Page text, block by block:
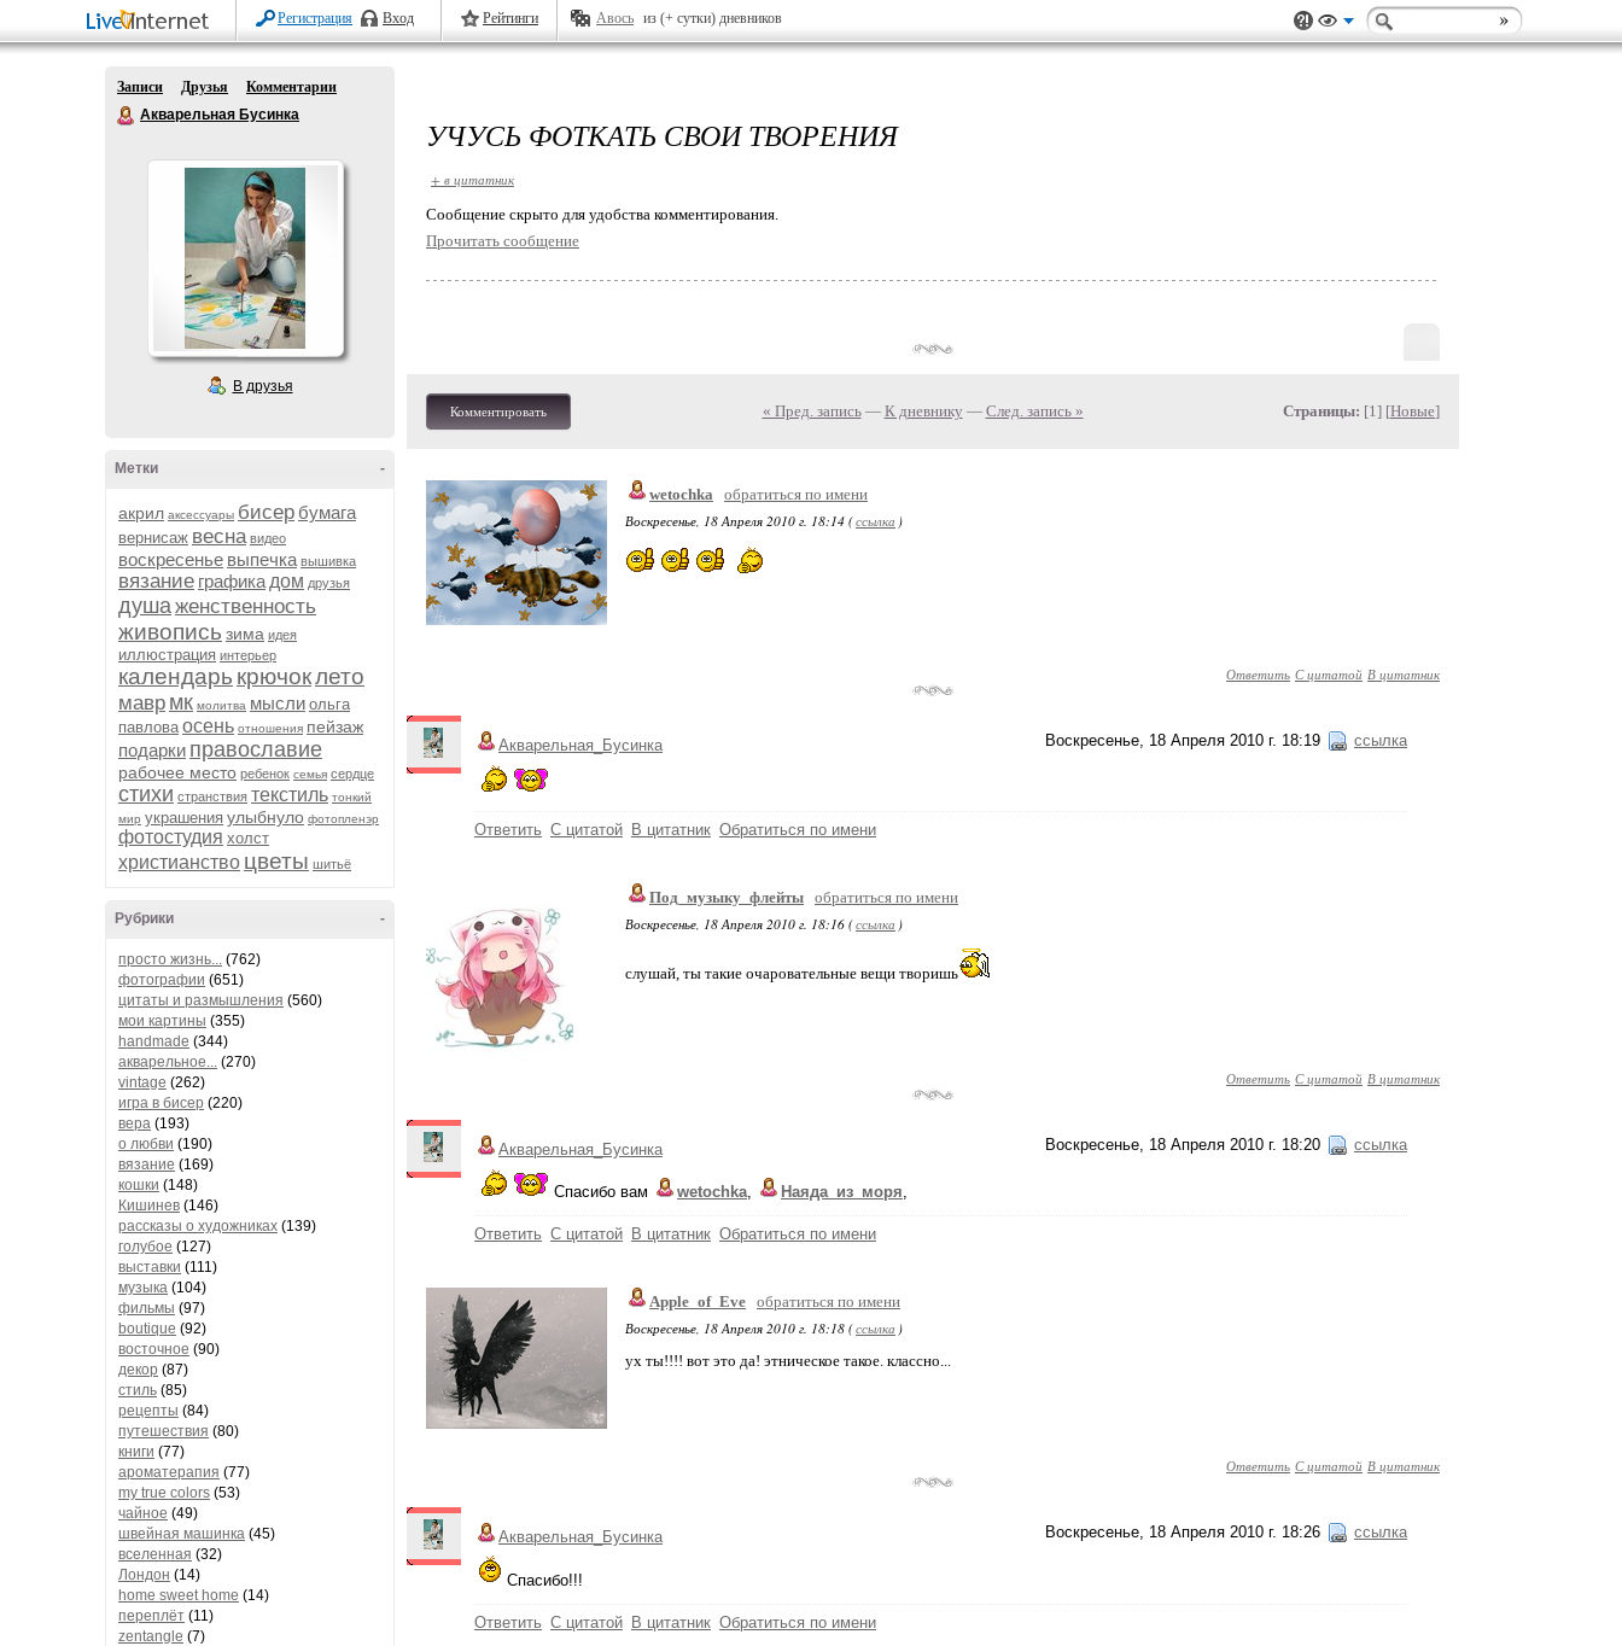
Регистрация Вход Рейтинги Авось из (+ сутки) дневников
Записи Друзья
Комментарии
Акварельная Бусинка
В друзья
-
Метки
акрил аксессуары бисер бумага
вернисаж весна видео
воскресенье выпечка вышивка
вязание графика дом друзья
душаженственность
живопись зима идея
иллюстрация интерьер
календарь крючоклето
мавр мк молитва мысли ольга
павлова осень отношения пейзаж
подарки православие
рабочее место ребенок семья сердце
стихи странствия текстиль тонкий
мир украшения улыбнуло фотопленэр
фотостудия холст
христианство цветы шитьё
-
Рубрики
просто жизнь... (762)
фотографии (651)
цитаты и размышления (560)
мои картины (355)
handmade (344)
акварельное... (270)
vintage (262)
игра в бисер (220)
вера (193)
о любви (190)
вязание (169)
кошки (148)
Кишинев (146)
рассказы о художниках (139)
голубое (127)
выставки (111)
музыка (104)
фильмы (97)
boutique (92)
восточное (90)
декор (87)
стиль (85)
рецепты (84)
путешествия (80)
книги (77)
ароматерапия (77)
my true colors (53)
чайное (49)
швейная машинка (45)
вселенная (32)
Лондон (14)
home sweet home (14)
переплёт (11)
zentangle (7)
УЧУСЬ ФОТКАТЬ СВОИ ТВОРЕНИЯ
+ в цитатник
Cообщение скрыто для удобства комментирования.
Прочитать сообщение
Комментировать « Пред. запись— К дневнику — След. запись » Страницы: [1] [Новые]
wetochka
обратиться по имени
Воскресенье, 18 Апреля 2010 г. 18:14 (ссылка )
Ответить С цитатой В цитатник
Воскресенье, 18 Апреля 2010 г. 18:19 ссылка
Акварельная_Бусинка
Ответить С цитатой В цитатник Обратиться по имени
Под_музыку_флейты обратиться по имени
Воскресенье, 18 Апреля 2010 г. 18:16 (ссылка )
слушай, ты такие очаровательные вещи творишь
Ответить С цитатой В цитатник
Воскресенье, 18 Апреля 2010 г. 18:20 ссылка
Акварельная_Бусинка
Спасибо вам wetochka, Наяда_из_моря,
Ответить С цитатой В цитатник Обратиться по имени
Apple_of_Eve обратиться по имени
Воскресенье, 18 Апреля 2010 г. 18:18 (ссылка )
ух ты!!!! вот это да! этническое такое. классно...
Ответить С цитатой В цитатник
Воскресенье, 18 Апреля 2010 г. 18:26 ссылка
Акварельная_Бусинка
Спасибо!!!
Ответить С цитатой В цитатник Обратиться по имени